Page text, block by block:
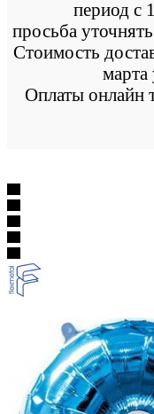
период с
просьба
Стоимость
марта
Оплаты онлайн